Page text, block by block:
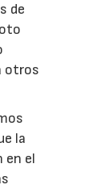
de
otros
la
en el